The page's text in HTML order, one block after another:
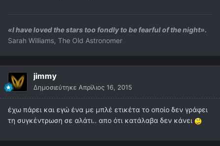
«I have loved the stars too fondly to be fearful of the night».
Sarah Williams, The Old Astronomer
jimmy
Δημοσιεύτηκε Απρίλιος 16, 2015
έχω πάρει και εγώ ένα με μπλέ ετικέτα το οποίο δεν γράφει
τη συγκέντρωση σε αλάτι.. απο ότι κατάλαβα δεν κάνει